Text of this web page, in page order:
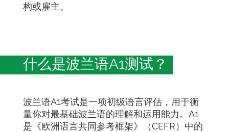
构或雇主。
什么是波兰语A1测试？
波兰语A1考试是一项初级语言评估，用于衡
量你对最基础波兰语的理解和运用能力。A1
是《欧洲语言共同参考框架》（CEFR）中的